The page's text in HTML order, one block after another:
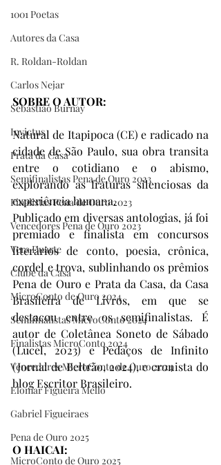
1001 Poetas
Autores da Casa
R. Roldan-Roldan
Carlos Nejar
Sebastião Burnay
Invictus
Prata da Casa
Semifinalistas Pena de Ouro 2023
Finalistas Pena de Ouro 2023
Vencedores Pena de Ouro 2023
Vera Duarte
Clube da Casa
MicroConto de Ouro 2024
Semifinalistas MicroConto 2024
Finalistas MicroConto 2024
Vencedores MicroConto de Ouro 2024
Elomar Figueira Mello
Gabriel Figueiraes
Pena de Ouro 2025
MicroConto de Ouro 2025
SOBRE O AUTOR:
Natural de Itapipoca (CE) e radicado na
cidade de São Paulo, sua obra transita
entre o cotidiano e o abismo,
explorando as fraturas silenciosas da
experiência humana.
Publicado em diversas antologias, já foi
premiado e finalista em concursos
literários de conto, poesia, crônica,
cordel e trova, sublinhando os prêmios
Pena de Ouro e Prata da Casa, da Casa
Brasileira de Livros, em que se
destacou entre os semifinalistas. É
autor de Coletânea Soneto de Sábado
(Lucel, 2023) e Pedaços de Infinito
(Jornal de Beltrão, 2024), e cronista do
blog Escritor Brasileiro.
O HAICAI: